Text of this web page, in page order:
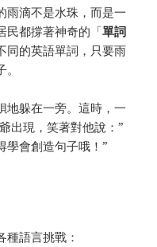
雨滴不是水珠，而是一
民都撐著神奇的「單詞
的英語單詞，只要雨
地躲在一旁。這時，一
出現，笑著對他說：”
學會創造句子哦！”
語言挑戰：